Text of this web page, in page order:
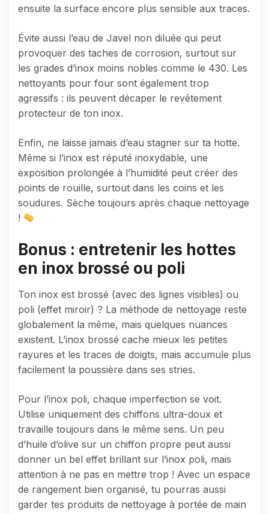
ensuite la surface encore plus sensible aux traces.
Évite aussi l’eau de Javel non diluée qui peut
provoquer des taches de corrosion, surtout sur
les grades d’inox moins nobles comme le 430. Les
nettoyants pour four sont également trop
agressifs : ils peuvent décaper le revêtement
protecteur de ton inox.
Enfin, ne laisse jamais d’eau stagner sur ta hotte.
Même si l’inox est réputé inoxydable, une
exposition prolongée à l’humidité peut créer des
points de rouille, surtout dans les coins et les
soudures. Sèche toujours après chaque nettoyage
!
Bonus : entretenir les hottes
en inox brossé ou poli
Ton inox est brossé (avec des lignes visibles) ou
poli (effet miroir) ? La méthode de nettoyage reste
globalement la même, mais quelques nuances
existent. L’inox brossé cache mieux les petites
rayures et les traces de doigts, mais accumule plus
facilement la poussière dans ses stries.
Pour l’inox poli, chaque imperfection se voit.
Utilise uniquement des chiffons ultra-doux et
travaille toujours dans le même sens. Un peu
d’huile d’olive sur un chiffon propre peut aussi
donner un bel effet brillant sur l’inox poli, mais
attention à ne pas en mettre trop ! Avec un espace
de rangement bien organisé, tu pourras aussi
garder tes produits de nettoyage à portée de main